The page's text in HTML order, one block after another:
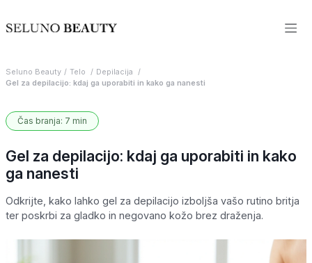
Seluno Beauty Telo
Depilacija
Gel za depilacijo: kdaj ga uporabiti in kako ga nanesti
Čas branja: 7 min
Gel za depilacijo: kdaj ga uporabiti in kako
ga nanesti
Odkrijte, kako lahko gel za depilacijo izboljša vašo rutino britja
ter poskrbi za gladko in negovano kožo brez draženja.